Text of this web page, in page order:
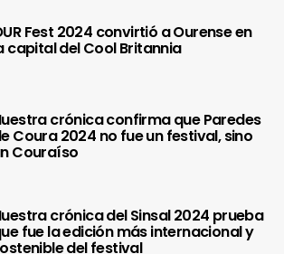
Fest 2024 convirtió a Ourense en
capital del Cool Britannia
crónica confirma que Paredes
Coura 2024 no fue un festival, sino
Couraíso
crónica del Sinsal 2024 prueba
fue la edición más internacional y
del festival